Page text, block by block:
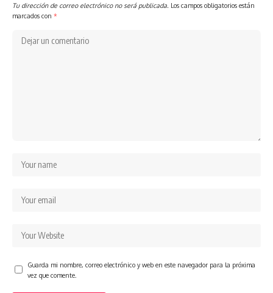
Tu dirección de correo electrónico no será publicada. Los campos obligatorios están
marcados con *
Guarda mi nombre, correo electrónico y web en este navegador para la próxima
vez que comente.